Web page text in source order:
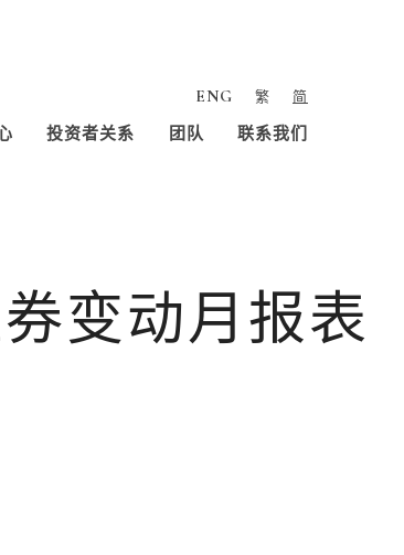
ENG 繁 简
投资者关系 团队 联系我们
变动月报表